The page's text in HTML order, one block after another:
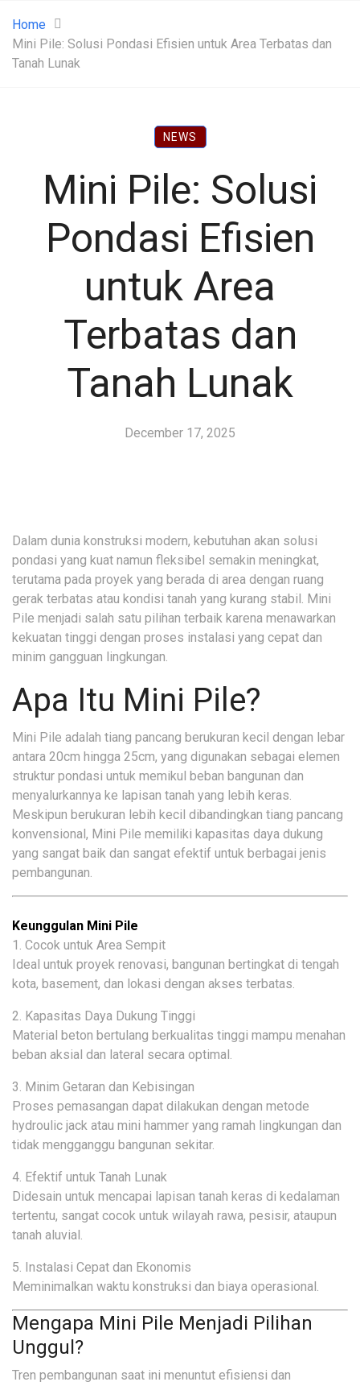
Home
Mini Pile: Solusi Pondasi Efisien untuk Area Terbatas dan
Tanah Lunak
NEWS
Mini Pile: Solusi
Pondasi Efisien
untuk Area
Terbatas dan
Tanah Lunak
December 17, 2025
Dalam dunia konstruksi modern, kebutuhan akan solusi
pondasi yang kuat namun fleksibel semakin meningkat,
terutama pada proyek yang berada di area dengan ruang
gerak terbatas atau kondisi tanah yang kurang stabil. Mini
Pile menjadi salah satu pilihan terbaik karena menawarkan
kekuatan tinggi dengan proses instalasi yang cepat dan
minim gangguan lingkungan.
Apa Itu Mini Pile?
Mini Pile adalah tiang pancang berukuran kecil dengan lebar
antara 20cm hingga 25cm, yang digunakan sebagai elemen
struktur pondasi untuk memikul beban bangunan dan
menyalurkannya ke lapisan tanah yang lebih keras.
Meskipun berukuran lebih kecil dibandingkan tiang pancang
konvensional, Mini Pile memiliki kapasitas daya dukung
yang sangat baik dan sangat efektif untuk berbagai jenis
pembangunan.
Keunggulan Mini Pile
1. Cocok untuk Area Sempit
Ideal untuk proyek renovasi, bangunan bertingkat di tengah
kota, basement, dan lokasi dengan akses terbatas.
2. Kapasitas Daya Dukung Tinggi
Material beton bertulang berkualitas tinggi mampu menahan
beban aksial dan lateral secara optimal.
3. Minim Getaran dan Kebisingan
Proses pemasangan dapat dilakukan dengan metode
hydroulic jack atau mini hammer yang ramah lingkungan dan
tidak mengganggu bangunan sekitar.
4. Efektif untuk Tanah Lunak
Didesain untuk mencapai lapisan tanah keras di kedalaman
tertentu, sangat cocok untuk wilayah rawa, pesisir, ataupun
tanah aluvial.
5. Instalasi Cepat dan Ekonomis
Meminimalkan waktu konstruksi dan biaya operasional.
Mengapa Mini Pile Menjadi Pilihan
Unggul?
Tren pembangunan saat ini menuntut efisiensi dan